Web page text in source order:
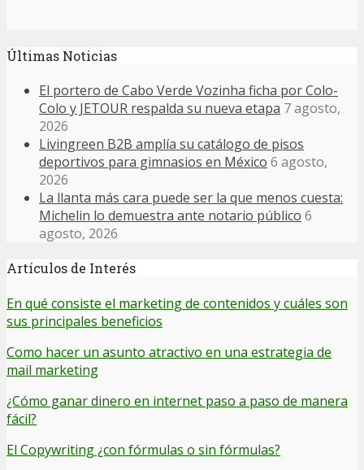
Últimas Noticias
El portero de Cabo Verde Vozinha ficha por Colo-
Colo y JETOUR respalda su nueva etapa 7 agosto,
2026
Livingreen B2B amplía su catálogo de pisos
deportivos para gimnasios en México 6 agosto,
2026
La llanta más cara puede ser la que menos cuesta:
Michelin lo demuestra ante notario público 6
agosto, 2026
Artículos de Interés
En qué consiste el marketing de contenidos y cuáles son
sus principales beneficios
Como hacer un asunto atractivo en una estrategia de
mail marketing
¿Cómo ganar dinero en internet paso a paso de manera
fácil?
El Copywriting ¿con fórmulas o sin fórmulas?